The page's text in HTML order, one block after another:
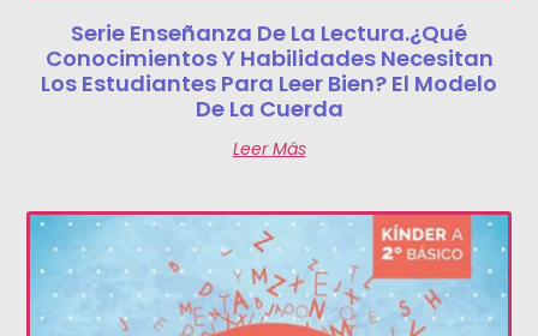
Serie Enseñanza De La Lectura.¿Qué
Conocimientos Y Habilidades Necesitan
Los Estudiantes Para Leer Bien? El Modelo
De La Cuerda
Leer Más